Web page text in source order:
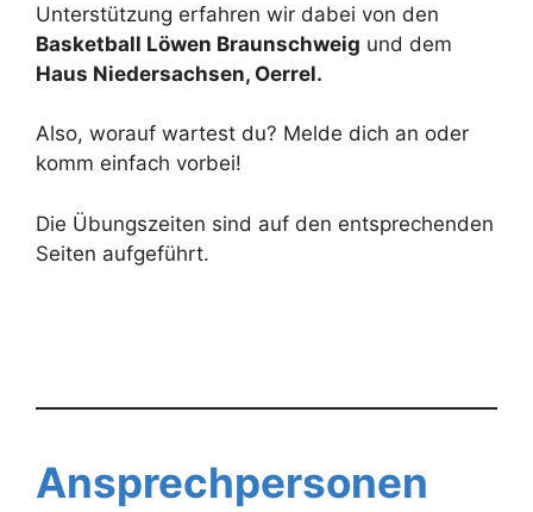
Unterstützung erfahren wir dabei von den
Basketball Löwen Braunschweig und dem
Haus Niedersachsen, Oerrel.
Also, worauf wartest du? Melde dich an oder
komm einfach vorbei!
Die Übungszeiten sind auf den entsprechenden
Seiten aufgeführt.
Ansprechpersonen